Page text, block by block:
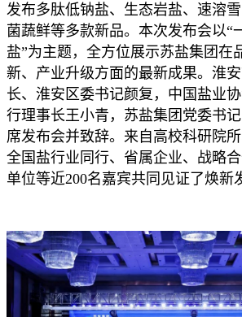
发布多肽低钠盐、生态岩盐、速溶
菌蔬鲜等多款新品。本次发布会以“
盐”为主题，全方位展示苏盐集团在
新、产业升级方面的最新成果。淮
长、淮安区委书记颜复，中国盐业
行理事长王小青，苏盐集团党委书
席发布会并致辞。来自高校科研院所
全国盐行业同行、省属企业、战略
单位等近200名嘉宾共同见证了焕新